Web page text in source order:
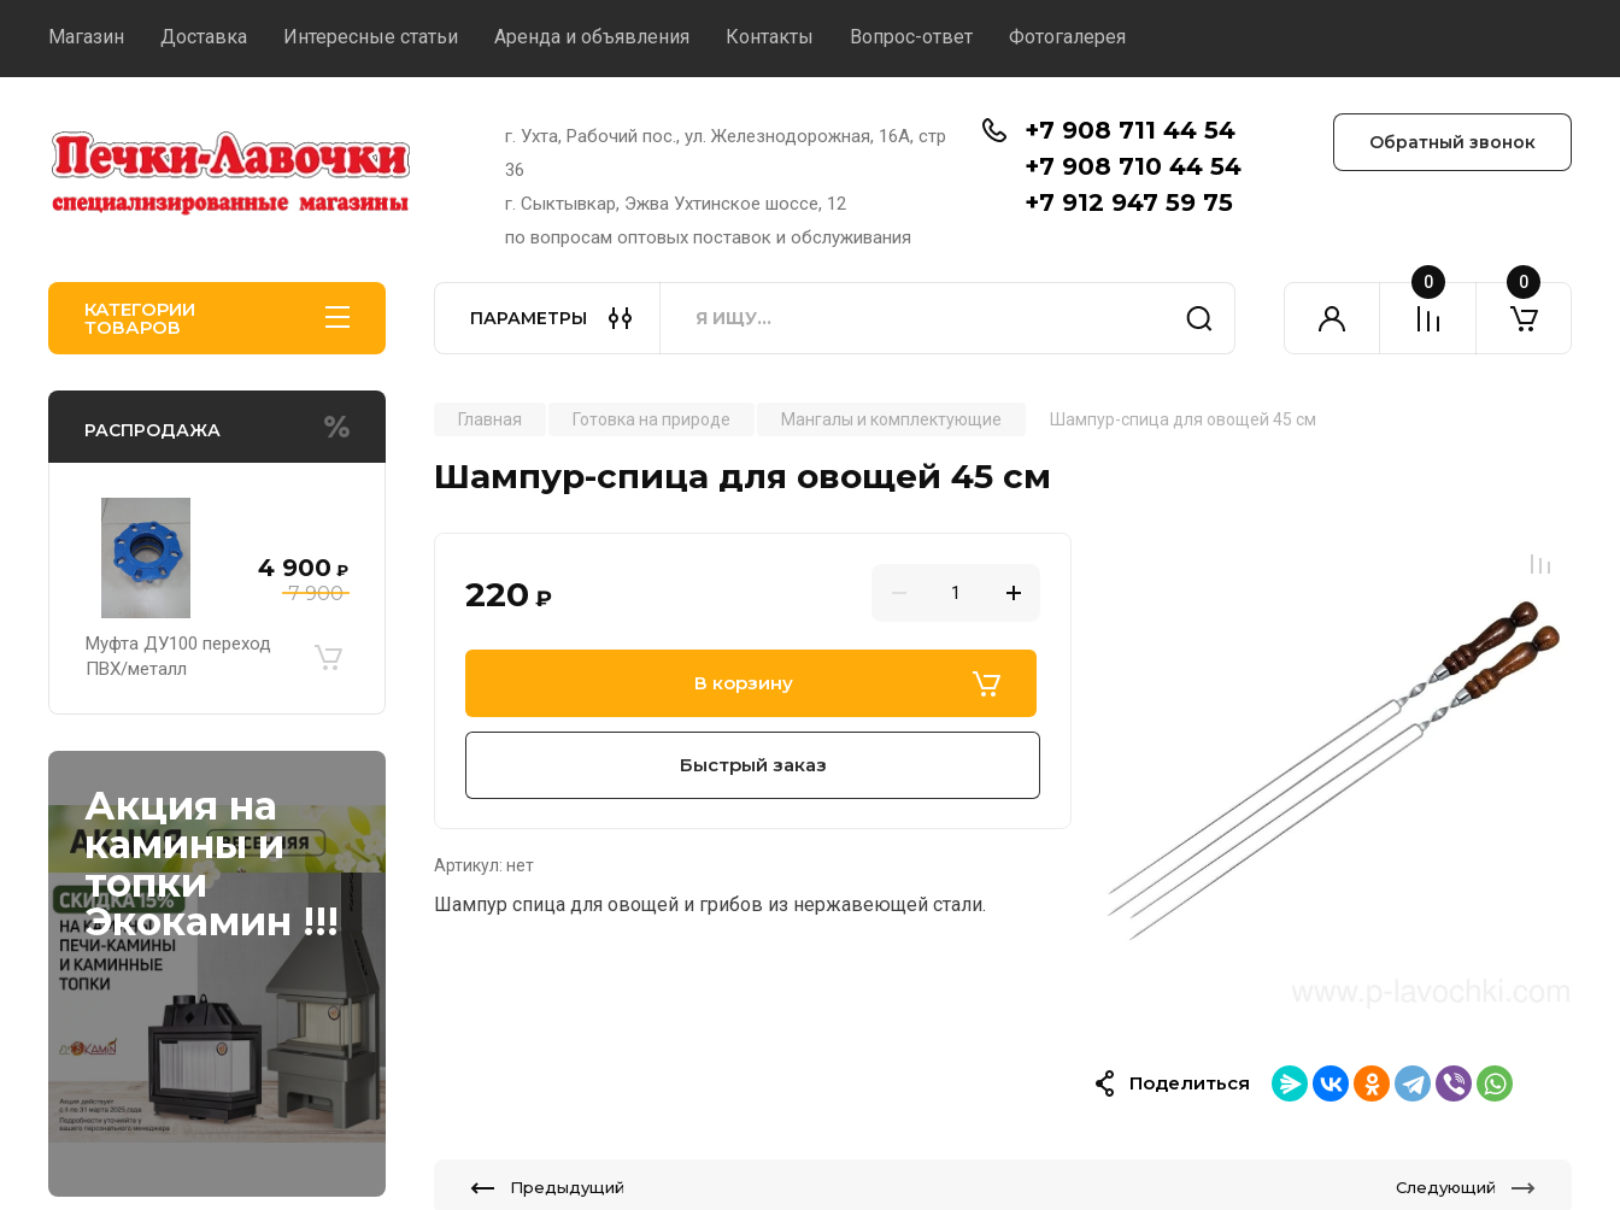
Магазин Доставка Интересные статьи Аренда и объявления Контакты Вопрос-ответ Фотогалерея
г. Ухта, Рабочий пос., ул. Железнодорожная, 16А, стр
36
г. Сыктывкар, Эжва Ухтинское шоссе, 12
по вопросам оптовых поставок и обслуживания
+7 908 711 44 54
+7 908 710 44 54
+7 912 947 59 75
Обратный звонок
КАТЕГОРИИ
ТОВАРОВ ПАРАМЕТРЫ
0 0
РАСПРОДАЖА
7 900
4 900 ₽
Муфта ДУ100 переход
ПВХ/металл
Акция на
камины и
топки
Экокамин !!!
Главная Готовка на природе Мангалы и комплектующие Шампур-спица для овощей 45 см
Шампур-спица для овощей 45 см
220 ₽
В корзину
Быстрый заказ
Артикул: нет
Шампур спица для овощей и грибов из нержавеющей стали.
Поделиться
Предыдущий Следующий